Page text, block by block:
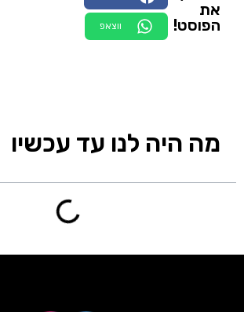
את
הפוסט!
ווצאפ
מה היה לנו עד עכשיו